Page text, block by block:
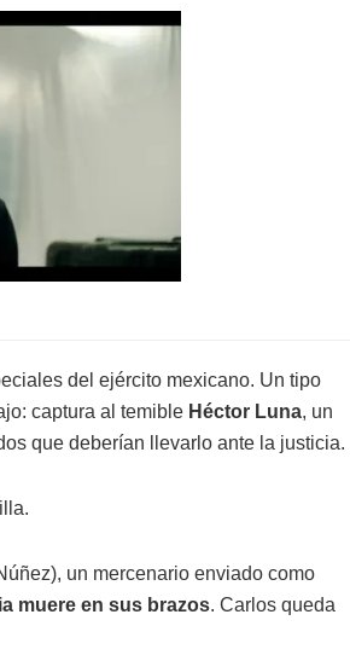
del ejército mexicano. Un tipo
captura al temible Héctor Luna, un
que deberían llevarlo ante la justicia.
un mercenario enviado como
muere en sus brazos. Carlos queda